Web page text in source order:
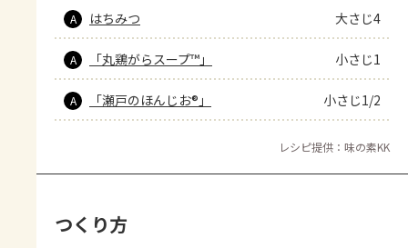
A はちみつ 大さじ4
A 「丸鶏がらスープ™」 小さじ1
A 「瀬戸のほんじお®」 小さじ1/2
レシピ提供：味の素KK
つくり方